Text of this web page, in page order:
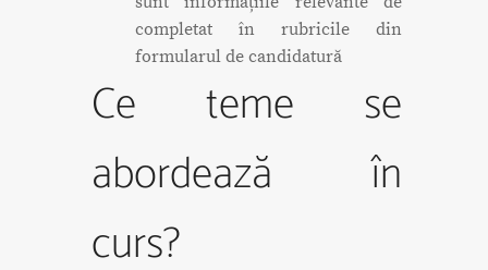
completat în rubricile din
formularul de candidatură
Ce teme se
abordează în
curs?